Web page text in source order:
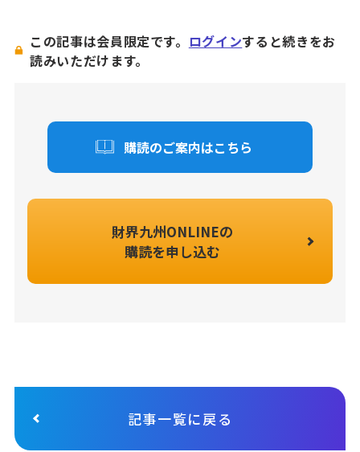
この記事は会員限定です。 ログインすると続きをお
読みいただけます。
購読のご案内はこちら
財界九州ONLINEの
購読を申し込む
記事一覧に戻る